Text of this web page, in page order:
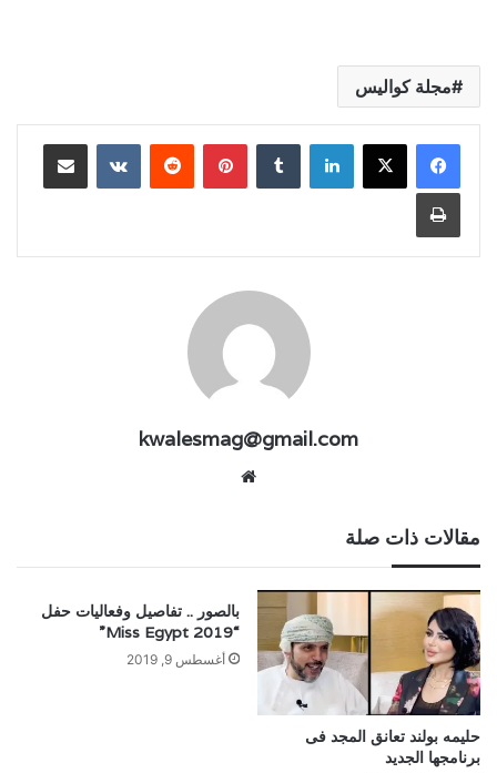
مجلة كواليس
لينكدإن بينتيريست مشاركة عبر البريد
طباعة
kwalesmag@gmail.com
مقالات ذات صلة
حليمه بولند تعانق المجد فى
برنامجها الجديد
بالصور .. تفاصيل وفعاليات حفل
“Miss Egypt 2019”
أغسطس 9, 2019